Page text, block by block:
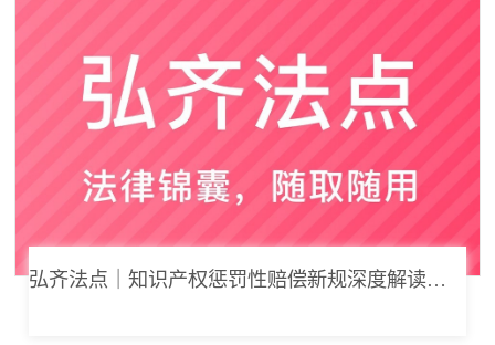
弘齐法点｜知识产权惩罚性赔偿新规深度解读： 从“赔得起”到“赔不起”的司法逻辑